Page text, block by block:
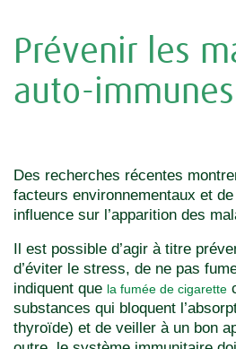
Prévenir les
auto-immunes
Des recherches récentes
facteurs environnementaux et
influence sur l’apparition des
Il est possible d’agir à titre
d’éviter le stress, de ne pas
indiquent que la fumée de cigarette
substances qui bloquent
thyroïde) et de veiller à un bon